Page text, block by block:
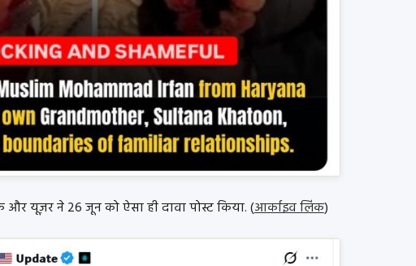
यूज़र ने 26 जून को ऐसा ही दावा पोस्ट किया. (आर्काइव लिंक)